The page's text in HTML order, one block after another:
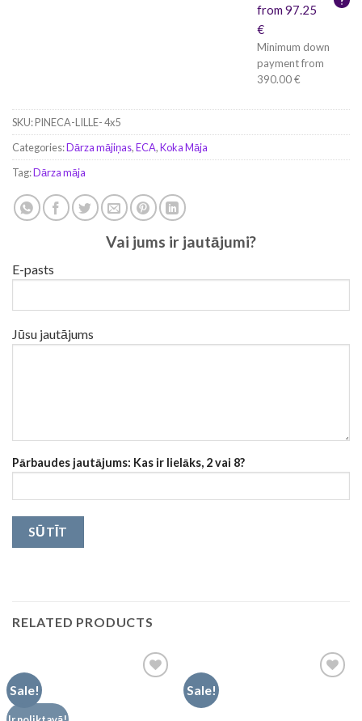
from 97.25
€
Minimum down
payment from
390.00 €
SKU:PINECA-LILLE- 4x5
Categories:Dārza mājiņas,ECA,Koka Māja
Tag:Dārza māja
Vai jums ir jautājumi?
E-pasts
Jūsu jautājums
Pārbaudes jautājums: Kas ir lielāks, 2 vai 8?
RELATED PRODUCTS
Sale! Sale!